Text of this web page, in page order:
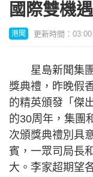
國際雙機遇
港聞 更新時間：
星島新聞集團
獎典禮，昨晚假
的精英頒發「傑
的30周年，集團
次頒獎典禮別具
賓，一眾司局長
大。李家超期望